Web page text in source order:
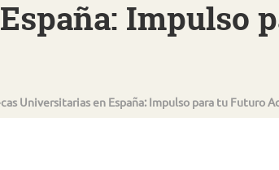
Impulso
Universitarias en España: Impulso para tu Futuro